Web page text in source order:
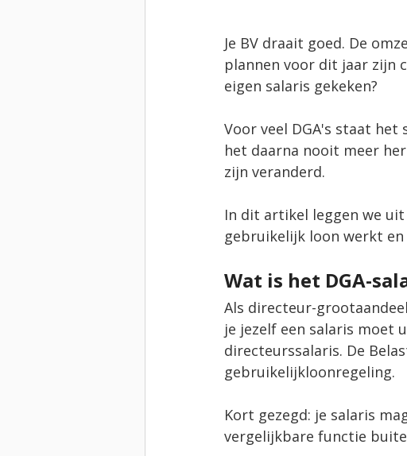
Je BV draait goed. De
plannen voor dit jaar zijn
eigen salaris gekeken?
Voor veel DGA's staat
het daarna nooit meer
zijn veranderd.
In dit artikel leggen we
gebruikelijk loon werkt
Wat is het DGA-
Als directeur-
je jezelf een salaris moet
directeurssalaris. De
gebruikelijkloonregeling.
Kort gezegd: je salaris
vergelijkbare functie